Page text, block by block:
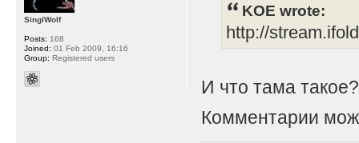
KOE wrote:
http://
И что тама
Комментарии
SinglWolf
Posts: 168
Joined: 01 Feb 2009, 16:16
Group: Registered users